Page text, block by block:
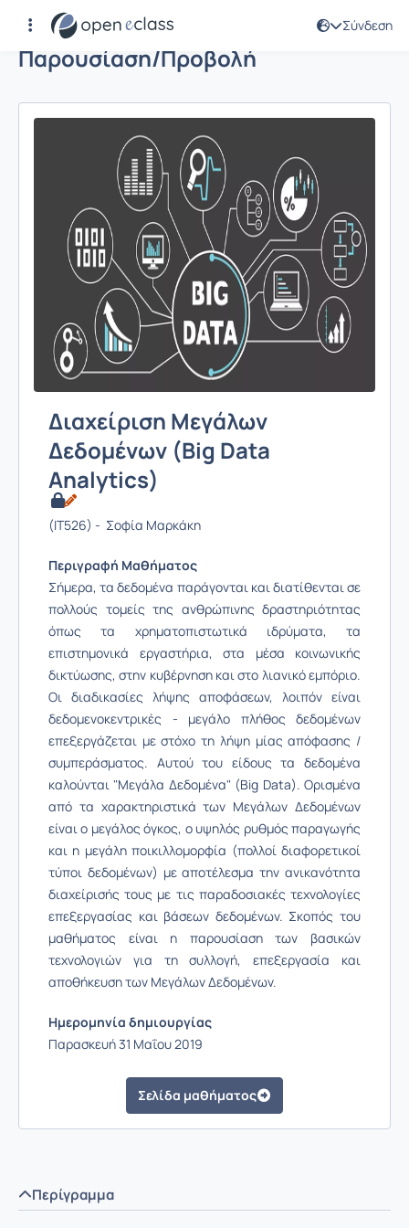
Σύνδεση
Παρουσίαση/Προβολή
Διαχείριση Μεγάλων
Δεδομένων (Big Data
Analytics)
(IT526) - Σοφία Μαρκάκη
Περιγραφή Μαθήματος
Σήμερα, τα δεδομένα παράγονται και διατίθενται σε
πολλούς τομείς της ανθρώπινης δραστηριότητας
όπως τα χρηματοπιστωτικά ιδρύματα, τα
επιστημονικά εργαστήρια, στα μέσα κοινωνικής
δικτύωσης, στην κυβέρνηση και στο λιανικό εμπόριο.
Οι διαδικασίες λήψης αποφάσεων, λοιπόν είναι
δεδομενοκεντρικές - μεγάλο πλήθος δεδομένων
επεξεργάζεται με στόχο τη λήψη μίας απόφασης /
συμπεράσματος. Αυτού του είδους τα δεδομένα
καλούνται "Μεγάλα Δεδομένα" (Big Data). Ορισμένα
από τα χαρακτηριστικά των Μεγάλων Δεδομένων
είναι ο μεγάλος όγκος, ο υψηλός ρυθμός παραγωγής
και η μεγάλη ποικιλλομορφία (πολλοί διαφορετικοί
τύποι δεδομένων) με αποτέλεσμα την ανικανότητα
διαχείρισής τους με τις παραδοσιακές τεχνολογίες
επεξεργασίας και βάσεων δεδομένων. Σκοπός του
μαθήματος είναι η παρουσίαση των βασικών
τεχνολογιών για τη συλλογή, επεξεργασία και
αποθήκευση των Μεγάλων Δεδομένων.
Ημερομηνία δημιουργίας
Παρασκευή 31 Μαΐου 2019
Σελίδα μαθήματος
Περίγραμμα